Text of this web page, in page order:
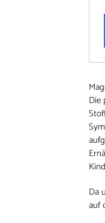
wird
zum
Die
Da
auf